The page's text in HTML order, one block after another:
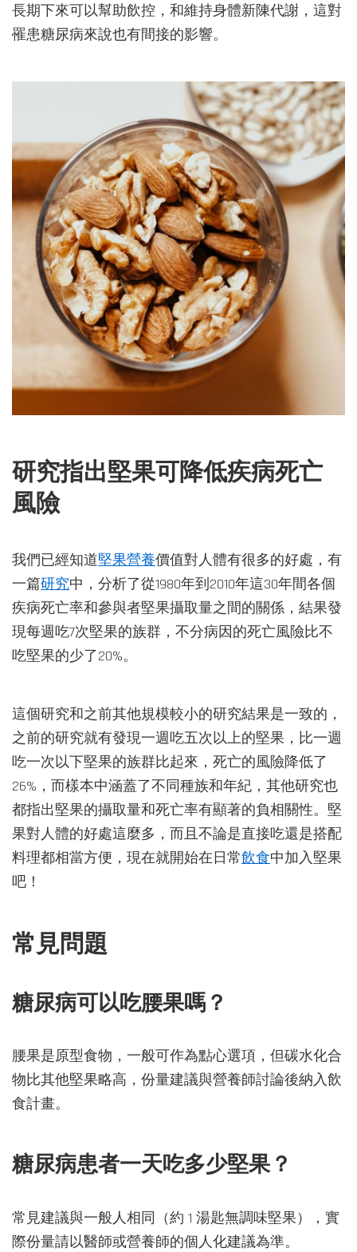
長期下來可以幫助飲控，和維持身體新陳代謝，這對
罹患糖尿病來說也有間接的影響。
研究指出堅果可降低疾病死亡
風險
我們已經知道堅果營養價值對人體有很多的好處，有
一篇研究中，分析了從1980年到2010年這30年間各個
疾病死亡率和參與者堅果攝取量之間的關係，結果發
現每週吃7次堅果的族群，不分病因的死亡風險比不
吃堅果的少了20%。
這個研究和之前其他規模較小的研究結果是一致的，
之前的研究就有發現一週吃五次以上的堅果，比一週
吃一次以下堅果的族群比起來，死亡的風險降低了
26%，而樣本中涵蓋了不同種族和年紀，其他研究也
都指出堅果的攝取量和死亡率有顯著的負相關性。堅
果對人體的好處這麼多，而且不論是直接吃還是搭配
料理都相當方便，現在就開始在日常飲食中加入堅果
吧！
常見問題
糖尿病可以吃腰果嗎？
腰果是原型食物，一般可作為點心選項，但碳水化合
物比其他堅果略高，份量建議與營養師討論後納入飲
食計畫。
糖尿病患者一天吃多少堅果？
常見建議與一般人相同（約 1 湯匙無調味堅果），實
際份量請以醫師或營養師的個人化建議為準。